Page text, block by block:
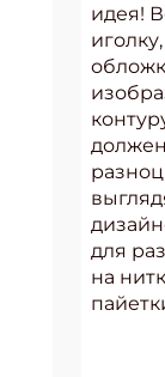
идея!
для
на